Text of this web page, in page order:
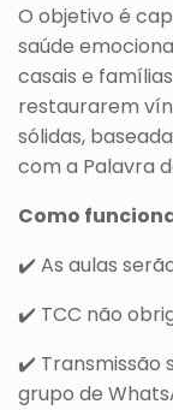
O objetivo é
saúde
casais e
restaurarem
sólidas,
com a Palavra
Como
✔️ As aulas
✔️ TCC não
✔️ Transmissão
grupo de